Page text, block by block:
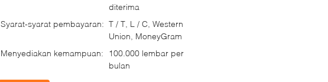
diterima
Syarat-syarat pembayaran: T / T, L / C, Western
Union, MoneyGram
Menyediakan kemampuan:
100.000 lembar per
bulan